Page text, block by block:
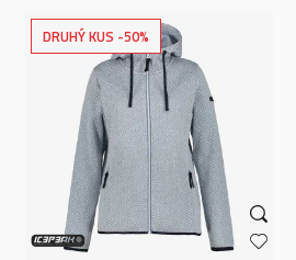
DRUHÝ KUS -50%